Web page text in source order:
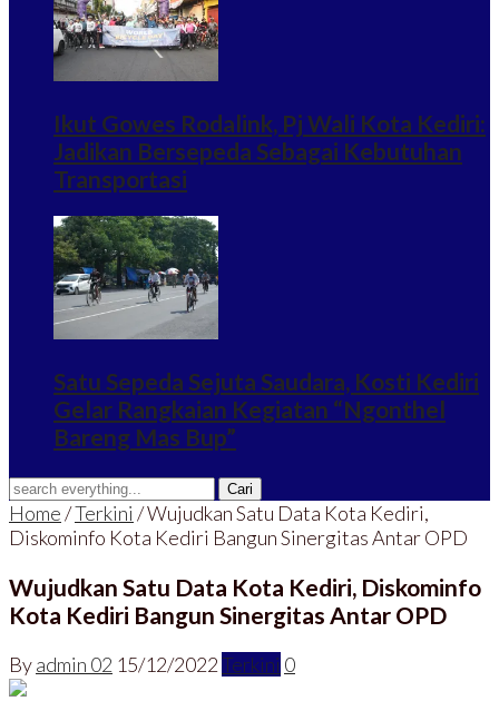
Ikut Gowes Rodalink, Pj Wali Kota Kediri:
Jadikan Bersepeda Sebagai Kebutuhan
Transportasi
Satu Sepeda Sejuta Saudara, Kosti Kediri
Gelar Rangkaian Kegiatan “Ngonthel
Bareng Mas Bup”
Home/Terkini /Wujudkan Satu Data Kota Kediri,
Diskominfo Kota Kediri Bangun Sinergitas Antar OPD
Wujudkan Satu Data Kota Kediri, Diskominfo
Kota Kediri Bangun Sinergitas Antar OPD
Byadmin 02 15/12/2022Terkini 0